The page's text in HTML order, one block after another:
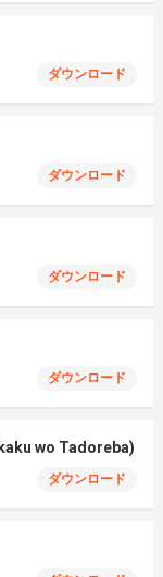
ダウンロード
ダウンロード
ダウンロード
ダウンロード
wo Tadoreba)
ダウンロード